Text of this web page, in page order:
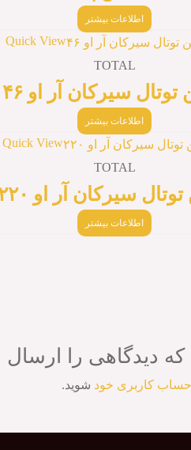
اطلاعات بیشتر
Quick View
TOTAL
سیرکان آر او ۴۶
اطلاعات بیشتر
Quick View
TOTAL
سیرکان آر او ۲۲۰
اطلاعات بیشتر
که دیدگاهی را ارسال
حساب کاربری خود شوید.